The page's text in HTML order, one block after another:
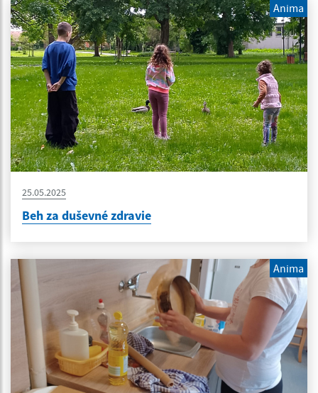
Anima
25.05.2025
Beh za duševné zdravie
Anima